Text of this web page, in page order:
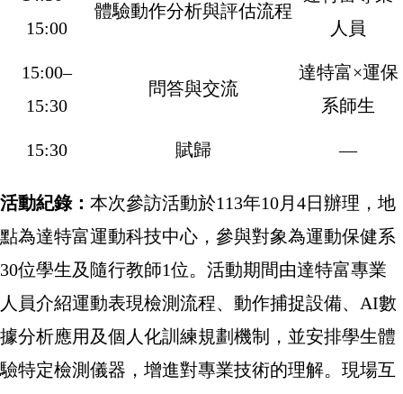
15:00
體驗動作分析與評估流程
人員
15:00–
15:30
問答與交流
達特富×運保
系師生
15:30 賦歸 —
活動紀錄： 本次參訪活動於113年10月4日辦理，地
點為達特富運動科技中心，參與對象為運動保健系
30位學生及隨行教師1位。活動期間由達特富專業
人員介紹運動表現檢測流程、動作捕捉設備、AI數
據分析應用及個人化訓練規劃機制，並安排學生體
驗特定檢測儀器，增進對專業技術的理解。現場互